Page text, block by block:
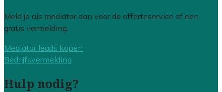
Meld je als mediator aan voor de offerteservice of een
gratis vermelding.
Mediator leads kopen
Bedrijfsvermelding
Hulp nodig?